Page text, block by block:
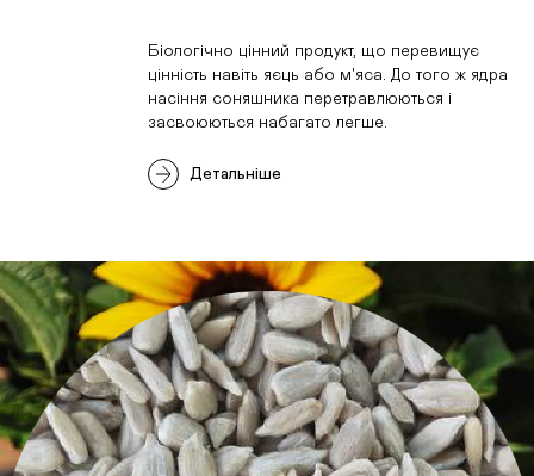
Біологічно цінний продукт, що перевищує
цінність навіть яєць або м'яса. До того ж ядра
насіння соняшника перетравлюються і
засвоюються набагато легше.
Детальніше